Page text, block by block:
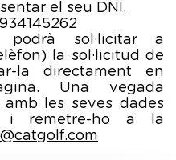
el seu DNI.
sol·licitar a
la sol·licitud de
la directament en
Una vegada
les seves dades
i remetre-ho a la